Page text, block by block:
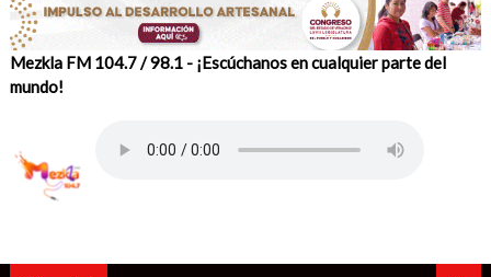
Mezkla FM 104.7 / 98.1 - ¡Escúchanos en cualquier parte del
mundo!